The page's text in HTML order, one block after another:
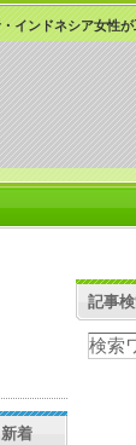
インドネシア女性
着
記事